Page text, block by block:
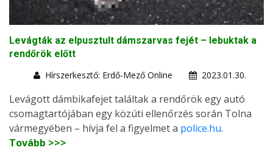
Levágták az elpusztult dámszarvas fejét – lebuktak a
rendőrök előtt
Hírszerkesztő: Erdő-Mező Online
2023.01.30.
Levágott dámbikafejet találtak a rendőrök egy autó
csomagtartójában egy közúti ellenőrzés során Tolna
vármegyében – hívja fel a figyelmet a police.hu.
Tovább >>>